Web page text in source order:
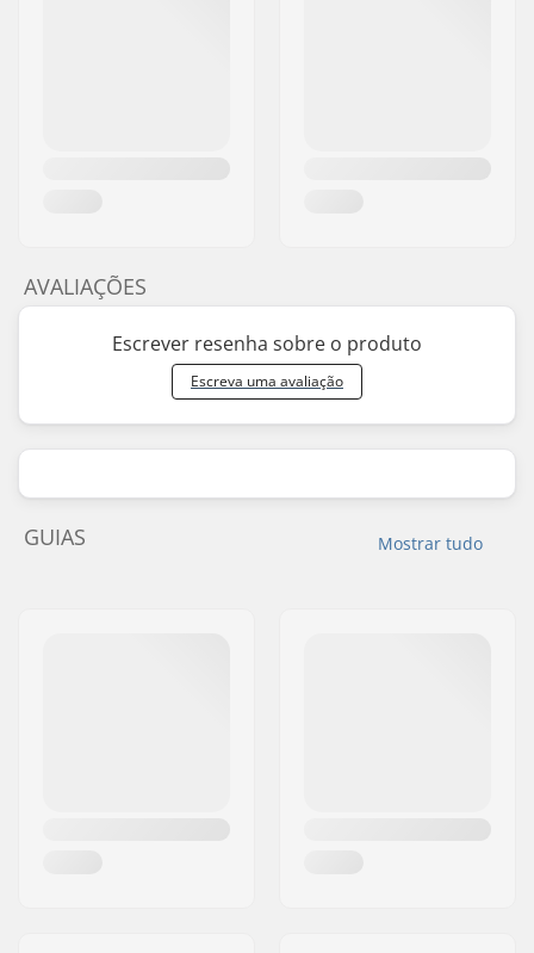
AVALIAÇÕES
Escrever resenha sobre o produto
Escreva uma avaliação
Mostrar tudo
GUIAS